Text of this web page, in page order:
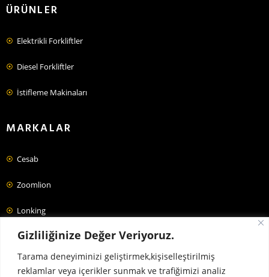
Gizliliğinize Değer Veriyoruz.
Tarama deneyiminizi geliştirmek,kişiselleştirilmiş
reklamlar veya içerikler sunmak ve trafiğimizi analiz
ÜRÜNLER
Elektrikli Forkliftler
Diesel Forkliftler
İstifleme Makinaları
MARKALAR
Cesab
Zoomlion
Lonking
Jac
Forklift Fiyatları